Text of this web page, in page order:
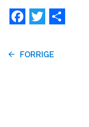
Facebook
Twitter
FORRIGE